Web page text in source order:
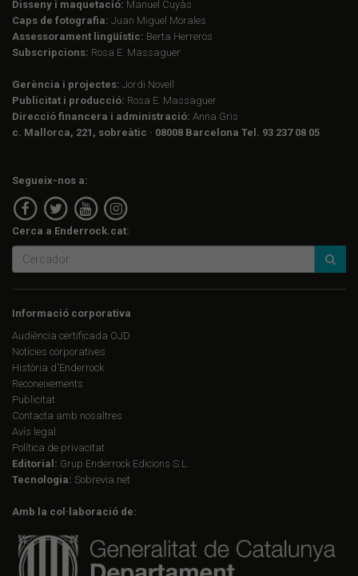
Disseny i maquetació: Manuel Cuyàs
Caps de fotografia: Juan Miguel Morales
Assessorament lingüístic: Berta Herreros
Subscripcions: Rosa E. Massaguer
Gerència i projectes: Jordi Novell
Publicitat i producció: Rosa E. Massaguer
Direcció financera i administració: Anna Gris
c. Mallorca, 221, sobreàtic · 08008 Barcelona Tel. 93 237 08 05
Segueix-nos a:
Cerca a Enderrock.cat:
Informació corporativa
Audiència certificada OJD
Notícies corporatives
Història d'Enderrock
Reconeixements
Publicitat
Contacta amb nosaltres
Avís legal
Política de privacitat
Editorial: Grup Enderrock Edicions S.L.
Tecnologia: Sobrevia.net
Amb la col·laboració de: